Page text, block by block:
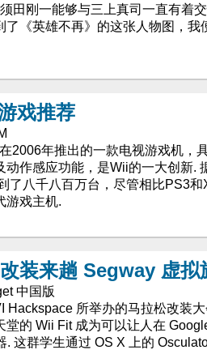
田刚一能够与三上真司一直有着
了《英雄不再》的这张人物图，我
戏推荐
2006年推出的一款电视游戏机，
动作感应功能，是Wii的一大创新.
了八千八百万台，尽管相比PS3
游戏主机.
装来趟 Segway 虚拟
中国版
Hackspace 所举办的马拉松改装
堂的 Wii Fit 成为可以让人在
. 这群学生通过 OS X 上的